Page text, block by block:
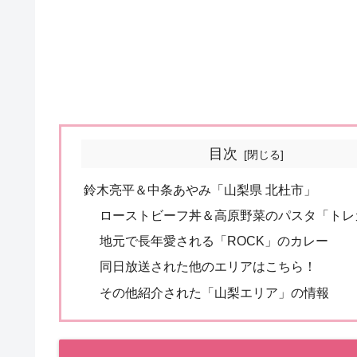
目次
鈴木亮平＆中条あやみ「山梨県 北杜市」
ローストビーフ丼＆高原野菜のパスタ「ト
地元で長年愛される「ROCK」のカレー
同日放送された他のエリアはこちら！
その他紹介された「山梨エリア」の情報